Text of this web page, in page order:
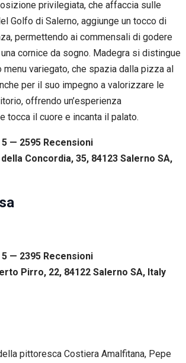
privilegiata, che affaccia sulle
Golfo di Salerno, aggiunge un tocco di
permettendo ai commensali di godere
cornice da sogno. Madegra si distingue
variegato, che spazia dalla pizza al
per il suo impegno a valorizzare le
offrendo un’esperienza
tocca il cuore e incanta il palato.
— 2595 Recensioni
Concordia, 35, 84123 Salerno SA,
— 2395 Recensioni
Pirro, 22, 84122 Salerno SA, Italy
pittoresca Costiera Amalfitana, Pepe